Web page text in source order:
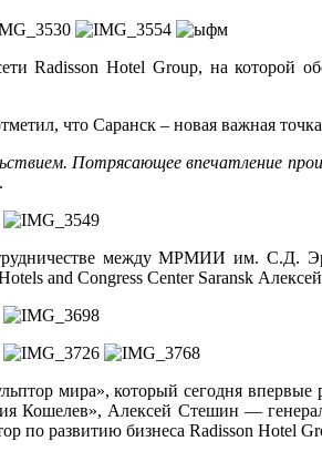
Radisson Hotel Group, на которой
что Саранск – новая важная
Потрясающее впечатление
между МРМИИ им. С.Д.
and Congress Center Saransk
мира», который сегодня
Кошелев», Алексей Стешин —
по развитию бизнеса Radisson Hotel